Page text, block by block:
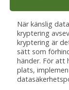
När känslig
kryptering
kryptering är
sätt som
händer. För att
plats,